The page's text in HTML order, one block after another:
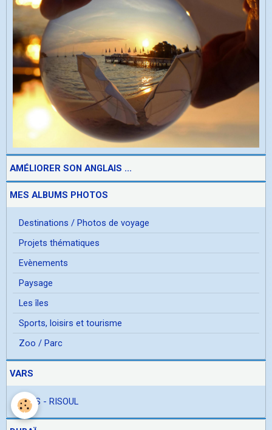
AMÉLIORER SON ANGLAIS ...
MES ALBUMS PHOTOS
Destinations / Photos de voyage
Projets thématiques
Evènements
Paysage
Les îles
Sports, loisirs et tourisme
Zoo / Parc
VARS
VARS - RISOUL